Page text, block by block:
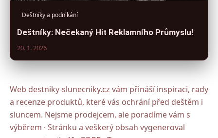
Deštníky a podnikání
Deštníky: Nečekaný Hit Reklamního Průmyslu!
20. 1. 2026
Web destniky-slunecniky.cz vám přináší inspiraci, rady
a recenze produktů, které vás ochrání před deštěm i
sluncem. Nejsme prodejcem, ale poradíme vám s
výběrem · Stránku a veškerý obsah vygeneroval